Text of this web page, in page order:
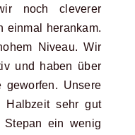
noch cleverer
einmal herankam.
Niveau. Wir
und haben über
Unsere
Halbzeit sehr gut
ein wenig